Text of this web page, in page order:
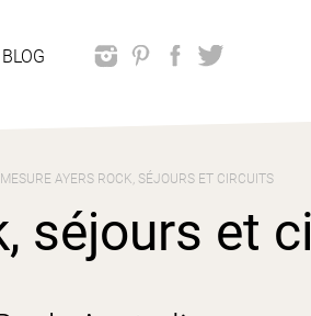
BLOG
AYERS ROCK, SÉJOURS ET CIRCUITS
séjours et